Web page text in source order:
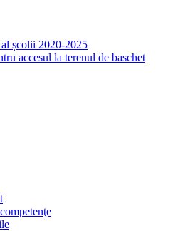
școlii 2020-2025
accesul la terenul de baschet